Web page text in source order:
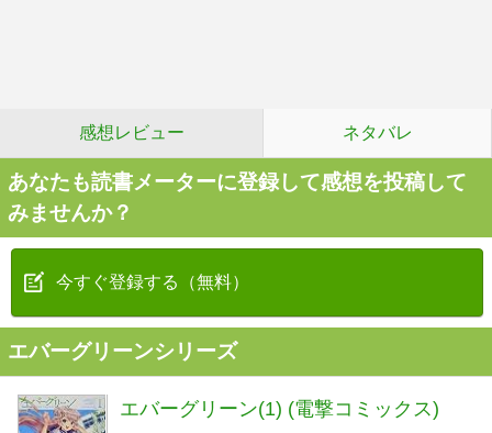
感想レビュー ネタバレ
あなたも読書メーターに登録して感想を投稿して
みませんか？
今すぐ登録する（無料）
エバーグリーンシリーズ
エバーグリーン(1) (電撃コミックス)